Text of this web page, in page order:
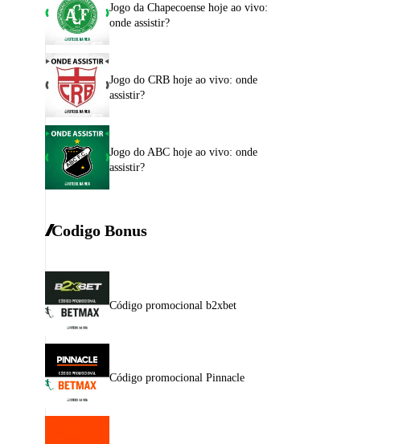
Jogo da Chapecoense hoje ao vivo:
onde assistir?
Jogo do CRB hoje ao vivo: onde
assistir?
Jogo do ABC hoje ao vivo: onde
assistir?
Codigo Bonus
Código promocional b2xbet
Código promocional Pinnacle